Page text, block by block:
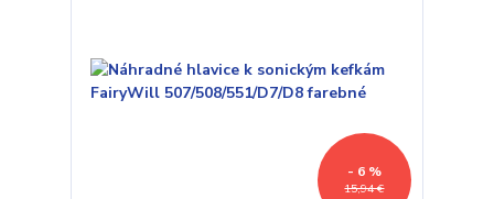
15,94 €
- 6 %